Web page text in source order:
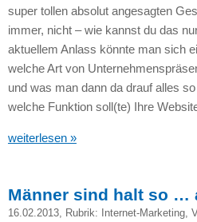
super tollen absolut angesagten
immer, nicht – wie kannst du das
aktuellem Anlass könnte man sich
welche Art von
und was man dann da drauf alles
welche Funktion soll(te) Ihre
weiterlesen »
Männer sind halt so …
16.02.2013, Rubrik: Internet-Marketing,